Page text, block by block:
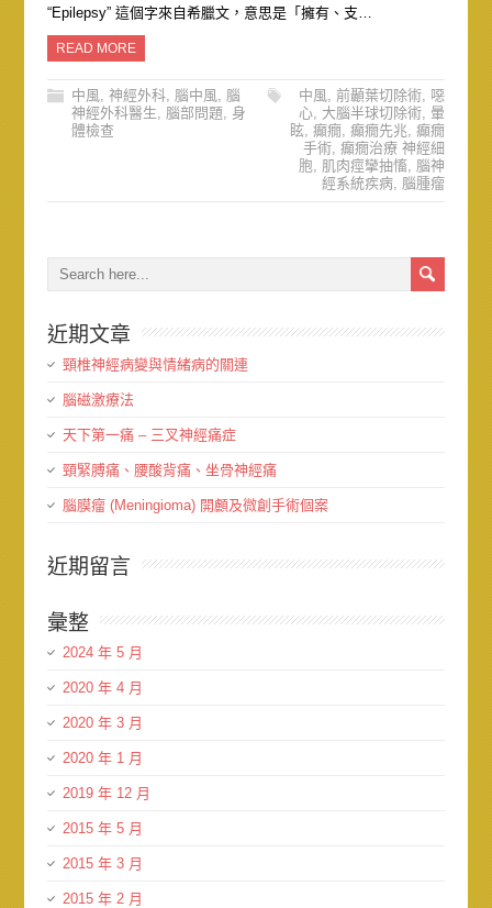
“Epilepsy” 這個字來自希臘文，意思是「擁有、支…
READ MORE
中風, 神經外科, 腦中風, 腦
神經外科醫生, 腦部問題, 身
體檢查
中風,前顳葉切除術, 噁
心, 大腦半球切除術, 暈
眩,癲癇,癲癇先兆,癲癇
手術,癲癇治療 神經細
胞, 肌肉痙攣抽慉,腦神
經系統疾病,腦腫瘤
近期文章
頸椎神經病變與情緒病的關連
腦磁激療法
天下第一痛 – 三叉神經痛症
頸緊膊痛、腰酸背痛、坐骨神經痛
腦膜瘤 (Meningioma) 開顱及微創手術個案
近期留言
彙整
2024 年 5 月
2020 年 4 月
2020 年 3 月
2020 年 1 月
2019 年 12 月
2015 年 5 月
2015 年 3 月
2015 年 2 月